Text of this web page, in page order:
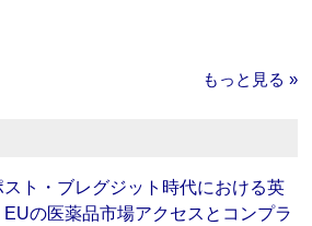
もっと見る »
スト・ブレグジット時代における英
EUの医薬品市場アクセスとコンプラ